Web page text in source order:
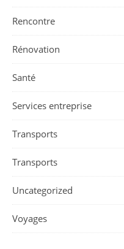
Rencontre
Rénovation
Santé
Services entreprise
Transports
Transports
Uncategorized
Voyages